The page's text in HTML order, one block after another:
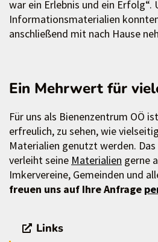
war ein Erlebnis und ein Erfolg“.
Informationsmaterialien
anschließend mit nach Hause
Ein Mehrwert für
Für uns als Bienenzentrum OÖ
erfreulich, zu sehen, wie
Materialien genutzt werden.
verleiht seine Materialien gerne
Imkervereine, Gemeinden und
freuen uns auf Ihre Anfrage
Links